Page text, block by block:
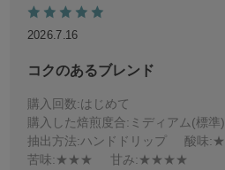
2026.7.16
コクのあるブレンド
購入回数:はじめて
購入した焙煎度合:ミディアム(標準)
抽出方法:ハンドドリップ 酸味:★
苦味:★★★ 甘み:★★★★